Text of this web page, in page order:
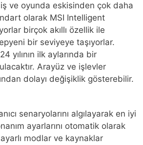
ve oyunda eskisinden çok daha
olarak MSI Intelligent
birçok akıllı özellik ile
bir seviyeye taşıyorlar.
yılının ilk aylarında bir
Arayüz ve işlevler
dolayı değişiklik gösterebilir.
senaryolarını algılayarak en iyi
ayarlarını otomatik olarak
modlar ve kaynaklar